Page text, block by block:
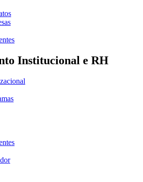
Institucional e RH